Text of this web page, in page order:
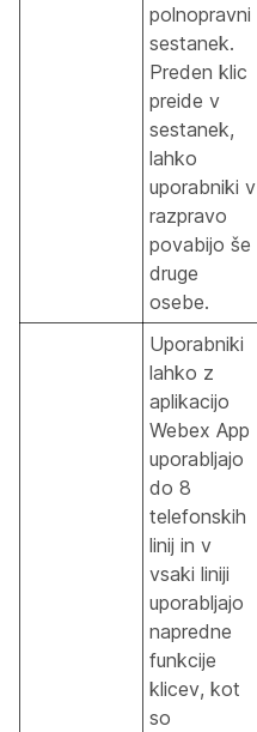
polnopravni
sestanek.
Preden klic
preide v
sestanek,
lahko
uporabniki v
razpravo
povabijo še
druge
osebe.
Uporabniki
lahko z
aplikacijo
Webex App
uporabljajo
do 8
telefonskih
linij in v
vsaki liniji
uporabljajo
napredne
funkcije
klicev, kot
so